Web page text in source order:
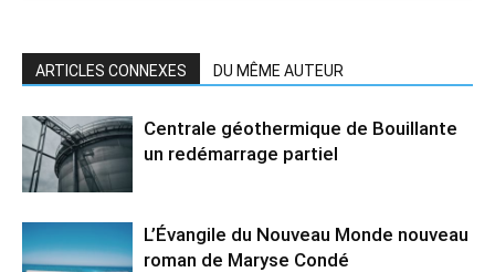
ARTICLES CONNEXES DU MÊME AUTEUR
Centrale géothermique de Bouillante
un redémarrage partiel
L’Évangile du Nouveau Monde nouveau
roman de Maryse Condé